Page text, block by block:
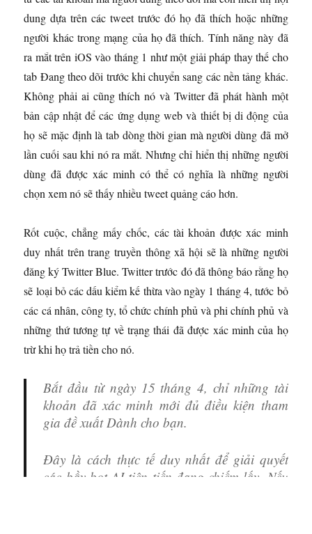
dung dựa trên các tweet trước đó họ đã thích hoặc những
người khác trong mạng của họ đã thích. Tính năng này đã
ra mắt trên iOS vào tháng 1 như một giải pháp thay thế cho
tab Đang theo dõi trước khi chuyển sang các nền tảng khác.
Không phải ai cũng thích nó và Twitter đã phát hành một
bản cập nhật để các ứng dụng web và thiết bị di động của
họ sẽ mặc định là tab dòng thời gian mà người dùng đã mở
lần cuối sau khi nó ra mắt. Nhưng chỉ hiển thị những người
dùng đã được xác minh có thể có nghĩa là những người
chọn xem nó sẽ thấy nhiều tweet quảng cáo hơn.
Rốt cuộc, chẳng mấy chốc, các tài khoản được xác minh
duy nhất trên trang truyền thông xã hội sẽ là những người
đăng ký Twitter Blue. Twitter trước đó đã thông báo rằng họ
sẽ loại bỏ các dấu kiểm kế thừa vào ngày 1 tháng 4, tước bỏ
các cá nhân, công ty, tổ chức chính phủ và phi chính phủ và
những thứ tương tự về trạng thái đã được xác minh của họ
trừ khi họ trả tiền cho nó.
Bắt đầu từ ngày 15 tháng 4, chỉ những tài
khoản đã xác minh mới đủ điều kiện tham
gia đề xuất Dành cho bạn.
Đây là cách thực tế duy nhất để giải quyết
các bầy bot AI tiên tiến đang chiếm lấy. Nếu